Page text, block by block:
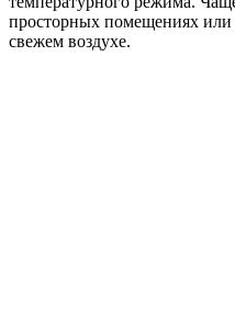
просторных помещениях или
свежем воздухе.